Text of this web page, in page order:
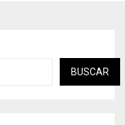
BUSCAR